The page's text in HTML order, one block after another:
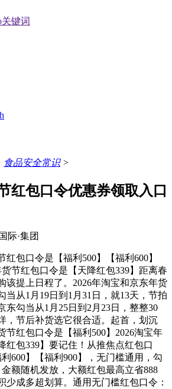
食品安全常识>
红包口令优惠券领取入口
际·集团
包口令是【福利500】【福利600】
货节红包口令是【天降红包339】距离春
该提上日程了。2026年淘宝和京东年货
当从1月19日到1月31日，就13天，节拍
东勾当从1月25日到2月23日，整整30
，节后补货选它很合适。起首，划沉
节红包口令是【福利500】2026淘宝年
红包339】要记住！从推焦点红包口
600】【福利900】，无门槛通用，勾
额随机发放，大额红包最高立省888
少成多超划算。通用无门槛红包口令：